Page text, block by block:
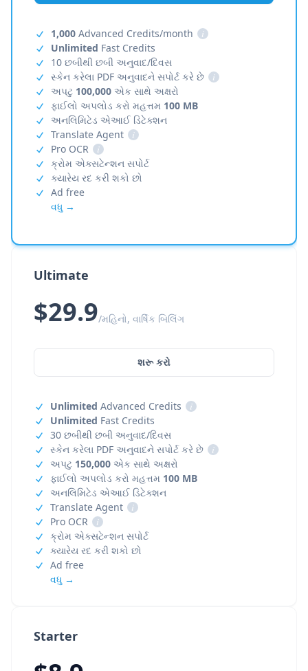
Starter
1,000 Advanced Credits/month
i
Unlimited Fast Credits
10 છબીથી છબી અનુવાદ/દિવસ
સ્કેન કરેલા PDF અનુવાદને સપોર્ટ કરે છે
i
અપટુ 100,000 એક સાથે અક્ષરો
ફાઈલો અપલોડ કરો મહત્તમ 100 MB
અનલિમિટેડ એઆઈ ડિટેક્શન
Translate Agent
i
Pro OCR
i
ક્રોમ એક્સટેન્શન સપોર્ટ
ક્યારેય રદ કરી શકો છો
Ad free
વધુ →
Ultimate
$29.9/મહિનો, વાર્ષિક બિલિંગ
શરૂ કરો
Unlimited Advanced Credits
i
Unlimited Fast Credits
30 છબીથી છબી અનુવાદ/દિવસ
સ્કેન કરેલા PDF અનુવાદને સપોર્ટ કરે છે
i
અપટુ 150,000 એક સાથે અક્ષરો
ફાઈલો અપલોડ કરો મહત્તમ 100 MB
અનલિમિટેડ એઆઈ ડિટેક્શન
Translate Agent
i
Pro OCR
i
ક્રોમ એક્સટેન્શન સપોર્ટ
ક્યારેય રદ કરી શકો છો
Ad free
વધુ →